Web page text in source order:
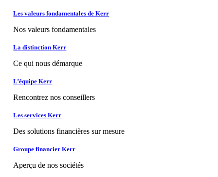
Les valeurs fondamentales de Kerr
Nos valeurs fondamentales
La distinction Kerr
Ce qui nous démarque
L’équipe Kerr
Rencontrez nos conseillers
Les services Kerr
Des solutions financières sur mesure
Groupe financier Kerr
Aperçu de nos sociétés